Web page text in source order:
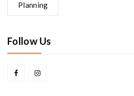
Planning
Follow Us